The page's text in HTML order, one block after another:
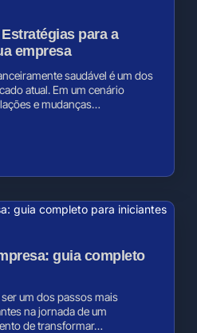
para a
empresa
saudável é um dos
atual. Em um cenário
e mudanças…
guia completo
um dos passos mais
na jornada de um
de transformar…